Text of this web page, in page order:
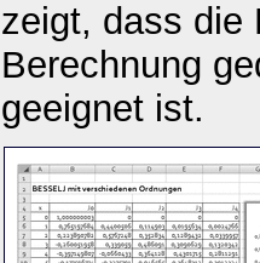
zeigt, dass die
Berechnung
geeignet ist.